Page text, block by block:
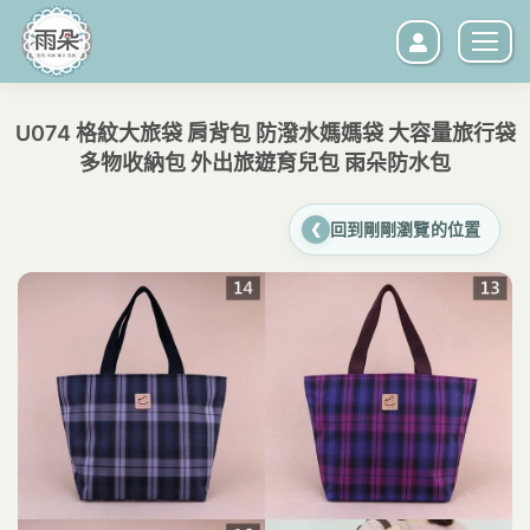
U074 格紋大旅袋 肩背包 防潑水媽媽袋 大容量旅行袋
多物收納包 外出旅遊育兒包 雨朵防水包
❮ 回到剛剛瀏覽的位置